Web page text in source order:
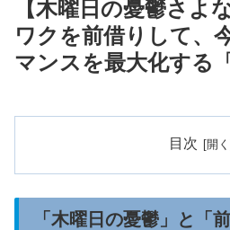
【木曜日の憂鬱さよ
ワクを前借りして、
マンスを最大化する
目次
「木曜日の憂鬱」と「